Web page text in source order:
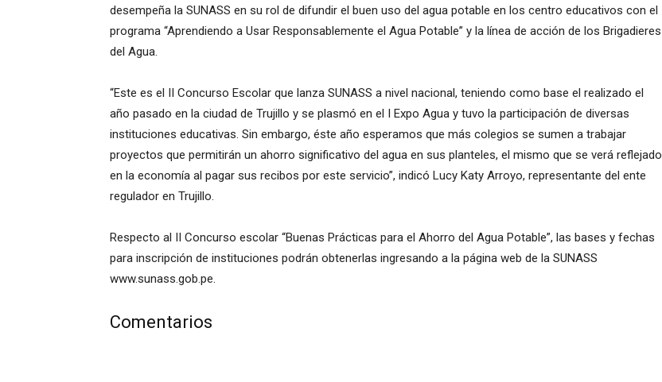
desempeña la SUNASS en su rol de difundir el buen uso del agua potable en los centro educativos con el
programa “Aprendiendo a Usar Responsablemente el Agua Potable” y la línea de acción de los Brigadieres
del Agua.
“Este es el II Concurso Escolar que lanza SUNASS a nivel nacional, teniendo como base el realizado el
año pasado en la ciudad de Trujillo y se plasmó en el I Expo Agua y tuvo la participación de diversas
instituciones educativas. Sin embargo, éste año esperamos que más colegios se sumen a trabajar
proyectos que permitirán un ahorro significativo del agua en sus planteles, el mismo que se verá reflejado
en la economía al pagar sus recibos por este servicio”, indicó Lucy Katy Arroyo, representante del ente
regulador en Trujillo.
Respecto al II Concurso escolar “Buenas Prácticas para el Ahorro del Agua Potable”, las bases y fechas
para inscripción de instituciones podrán obtenerlas ingresando a la página web de la SUNASS
www.sunass.gob.pe.
Comentarios